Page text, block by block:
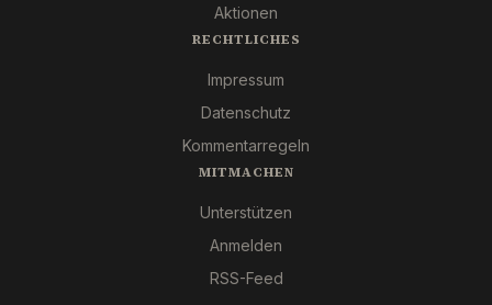
Aktionen
RECHTLICHES
Impressum
Datenschutz
Kommentarregeln
MITMACHEN
Unterstützen
Anmelden
RSS-Feed